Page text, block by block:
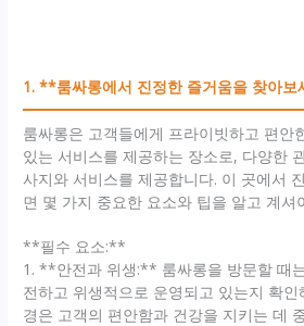
1. **룸싸롱에서 진정한 즐거움을 찾아
룸싸롱은 고객들에게 프라이빗하고 편안
있는 서비스를 제공하는 장소로, 다양한
사지와 서비스를 제공합니다. 이 곳에서
면 몇 가지 중요한 요소와 팁을 알고 계셔
**필수 요소:**
1. **안전과 위생:** 룸싸롱을 방문할 때
전하고 위생적으로 운영되고 있는지 확
경은 고객의 편안함과 건강을 지키는 데